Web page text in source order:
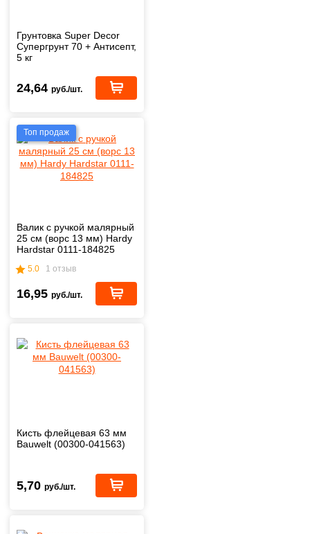
Грунтовка Super Decor
Супергрунт 70 + Антисепт,
5 кг
24,64 руб./шт.
Топ продаж
Валик с ручкой малярный
25 см (ворс 13 мм) Hardy
Hardstar 0111-184825
5.0 1 отзыв
16,95 руб./шт.
Кисть флейцевая 63 мм
Bauwelt (00300-041563)
5,70 руб./шт.